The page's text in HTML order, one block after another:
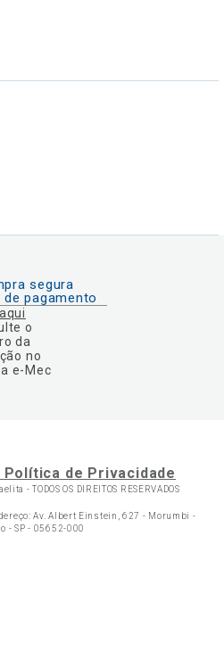
segura
pagamento
o
da
no
e-Mec
de Privacidade
-TODOS OS DIREITOS RESERVADOS
Av. Albert Einstein, 627 - Morumbi -
- SP - 05652-000